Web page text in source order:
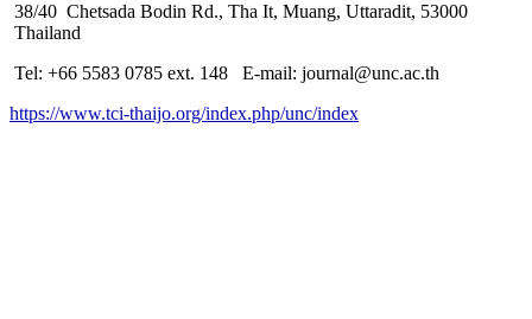
38/40 Chetsada Bodin Rd., Tha It, Muang, Uttaradit, 53000
Thailand
Tel: +66 5583 0785 ext. 148 E-mail: journal@unc.ac.th
https://www.tci-thaijo.org/index.php/unc/index